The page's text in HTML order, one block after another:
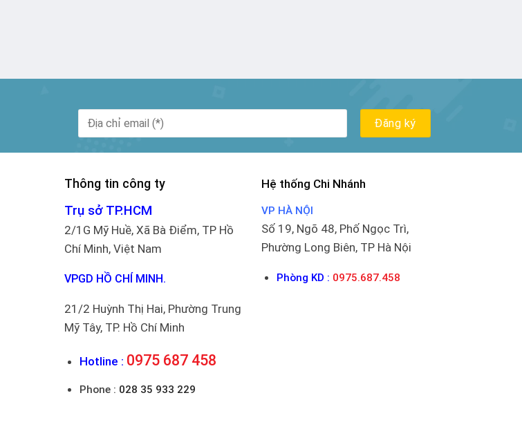
Thông tin công ty
Trụ sở TP.HCM
2/1G Mỹ Huề, Xã Bà Điểm, TP Hồ
Chí Minh, Việt Nam
VPGD HỒ CHÍ MINH.
21/2 Huỳnh Thị Hai, Phường Trung
Mỹ Tây, TP. Hồ Chí Minh
Hotline : 0975 687 458
Phone : 028 35 933 229
Hệ thống Chi Nhánh
VP HÀ NỘI
Số 19, Ngõ 48, Phố Ngọc Trì,
Phường Long Biên, TP Hà Nội
Phòng KD : 0975.687.458